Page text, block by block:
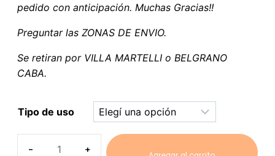
pedido con anticipación. Muchas Gracias!!
Preguntar las ZONAS DE ENVIO.
Se retiran por VILLA MARTELLI o BELGRANO
CABA.
Tipo de uso